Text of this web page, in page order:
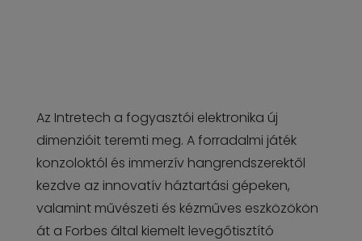
Az Intretech a fogyasztói elektronika új
dimenzióit teremti meg. A forradalmi játék
konzoloktól és immerzív hangrendszerektől
kezdve az innovatív háztartási gépeken,
valamint művészeti és kézműves eszközökön
át a Forbes által kiemelt levegőtisztító